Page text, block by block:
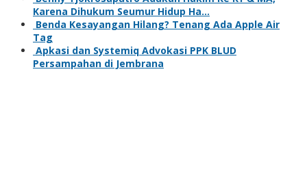
Karena Dihukum Seumur Hidup Ha…
Benda Kesayangan Hilang? Tenang Ada Apple Air
Tag
Apkasi dan Systemiq Advokasi PPK BLUD
Persampahan di Jembrana